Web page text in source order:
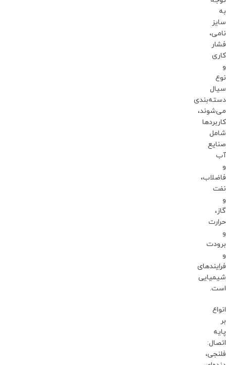
به
سایز
نامی،
فشار
کاری
و
نوع
سیال
دسته‌بندی
می‌شوند،
کاربردها
شامل
صنایع
آب
و
فاضلاب،
نفت
و
گاز،
حرارت
و
برودت
و
فرایندهای
شیمیایی
است.
انواع
بر
پایه
اتصال:
فلنجی،